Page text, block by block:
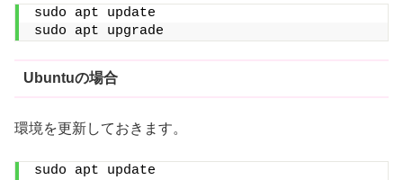
sudo apt update
sudo apt upgrade
Ubuntuの場合
環境を更新しておきます。
sudo apt update